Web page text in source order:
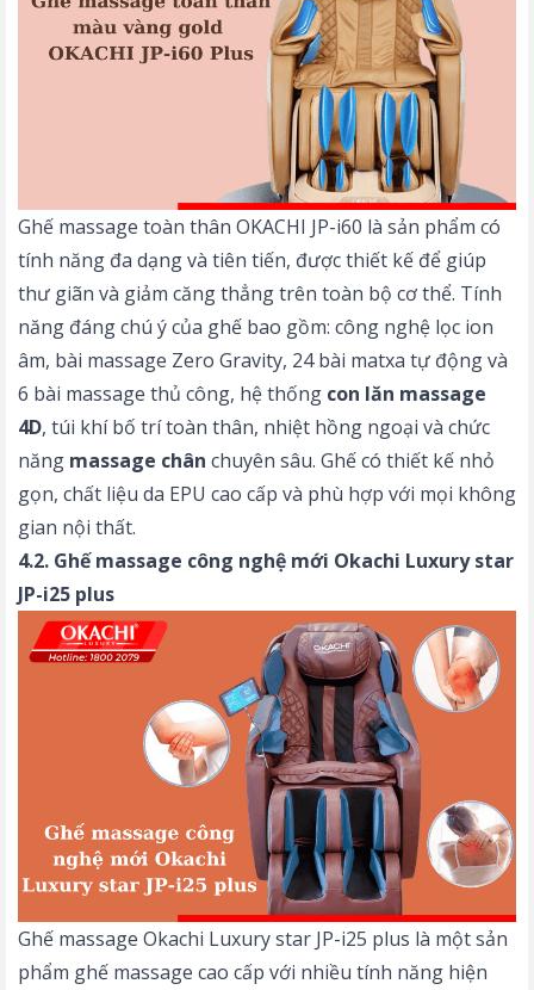
Ghế massage toàn thân OKACHI JP-i60 là sản phẩm có
tính năng đa dạng và tiên tiến, được thiết kế để giúp
thư giãn và giảm căng thẳng trên toàn bộ cơ thể. Tính
năng đáng chú ý của ghế bao gồm: công nghệ lọc ion
âm, bài massage Zero Gravity, 24 bài matxa tự động và
6 bài massage thủ công, hệ thống con lăn massage
4D, túi khí bố trí toàn thân, nhiệt hồng ngoại và chức
năng massage chân chuyên sâu. Ghế có thiết kế nhỏ
gọn, chất liệu da EPU cao cấp và phù hợp với mọi không
gian nội thất.
4.2. Ghế massage công nghệ mới Okachi Luxury star
JP-i25 plus
Ghế massage Okachi Luxury star JP-i25 plus là một sản
phẩm ghế massage cao cấp với nhiều tính năng hiện